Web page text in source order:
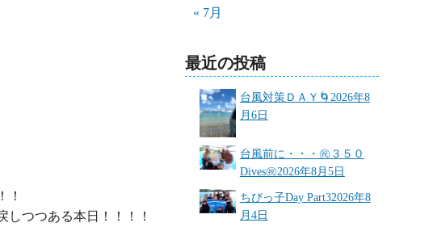
！
つつある本日！！！！
« 7月
最近の投稿
台風対策ＤＡＹ🌀 2026年8
月6日
台風前に・・・㊗３５０
Dives㊗2026年8月5日
ちびっ子Day Part32026年8
月4日